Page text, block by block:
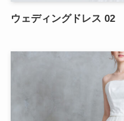
ウェディングドレス 02